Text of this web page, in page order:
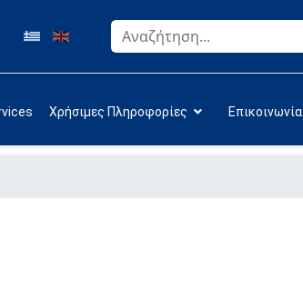
Αναζήτηση
Χρήσιμες Πληροφορίες Επικοινωνία